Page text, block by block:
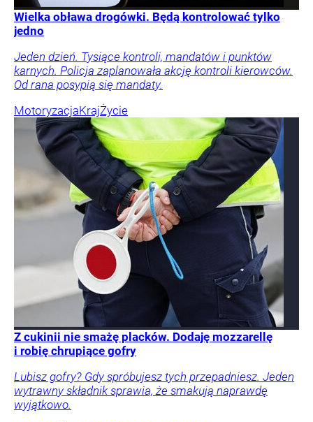
Wielka obława drogówki. Będą kontrolować tylko
jedno
Jeden dzień. Tysiące kontroli, mandatów i punktów
karnych. Policja zaplanowała akcję kontroli kierowców.
Od rana posypią się mandaty.
MotoryzacjaKrajŻycie
Z cukinii nie smażę placków. Dodaję mozzarellę
i robię chrupiące gofry
Lubisz gofry? Gdy spróbujesz tych przepadniesz. Jeden
wytrawny składnik sprawia, że smakują naprawdę
wyjątkowo.